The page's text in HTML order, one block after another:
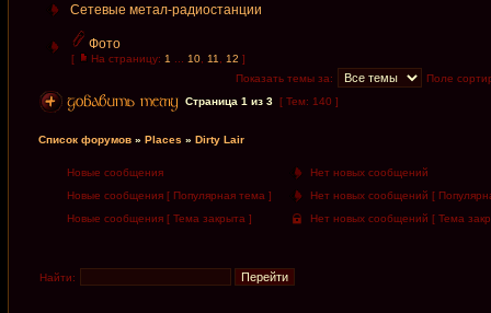
Сетевые метал-радиостанции
Фото
[ На страницу: 1 10 11 12 ]
Показать темы за:
Поле
Страница 1 из 3 [ Тем: 140 ]
Список форумов » Places » Dirty Lair
Новые сообщения
Нет новых сообщений
Новые сообщения [ Популярная тема ]
Нет новых сообщений [
Новые сообщения [ Тема закрыта ]
Нет новых сообщений [ Тема
Найти: